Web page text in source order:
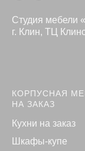
Студия мебели
г. Клин, ТЦ
КОРПУСНАЯ
НА ЗАКАЗ
Кухни на заказ
Шкафы-купе